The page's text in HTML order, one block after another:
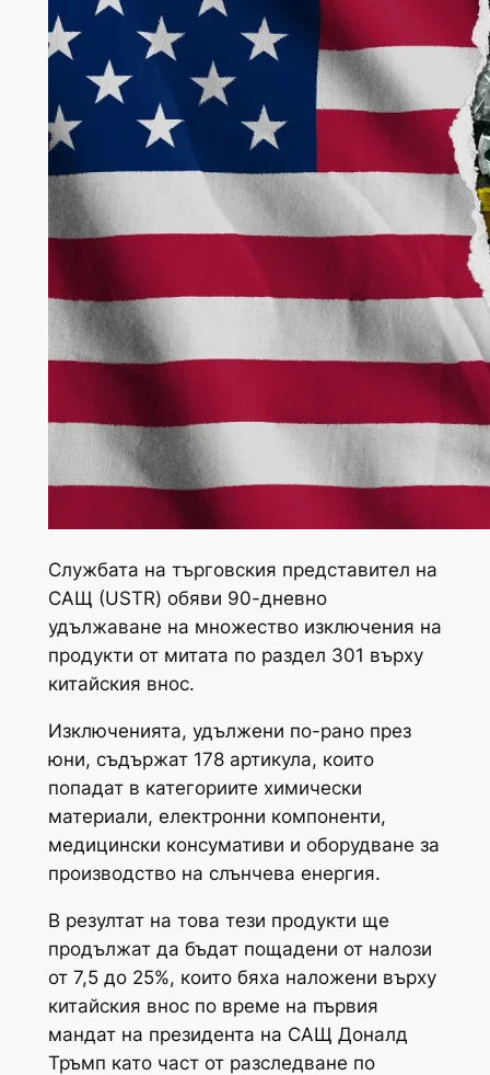
Службата на търговския представител на
САЩ (USTR) обяви 90-дневно
удължаване на множество изключения на
продукти от митата по раздел 301 върху
китайския внос.
Изключенията, удължени по-рано през
юни, съдържат 178 артикула, които
попадат в категориите химически
материали, електронни компоненти,
медицински консумативи и оборудване за
производство на слънчева енергия.
В резултат на това тези продукти ще
продължат да бъдат пощадени от налози
от 7,5 до 25%, които бяха наложени върху
китайския внос по време на първия
мандат на президента на САЩ Доналд
Тръмп като част от разследване по